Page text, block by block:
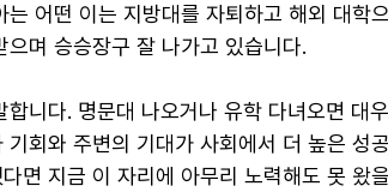
는 어떤 이는 지방대를 자퇴하고 해외 대학
으며 승승장구 잘 나가고 있습니다.
합니다. 명문대 나오거나 유학 다녀오면 대
기회와 주변의 기대가 사회에서 더 높은 성
면 지금 이 자리에 아무리 노력해도 못 왔